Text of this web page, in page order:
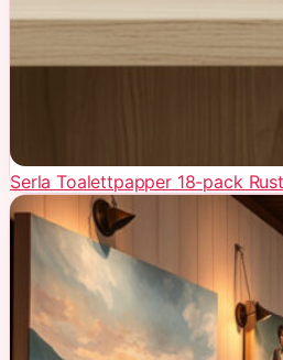
Serla Toalettpapper 18-pack